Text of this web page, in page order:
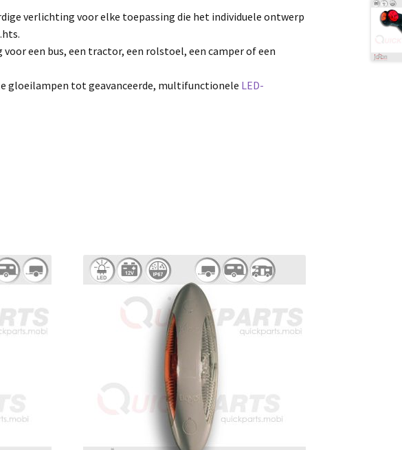
verlichting voor elke toepassing die het individuele ontwerp
een bus, een tractor, een rolstoel, een camper of een
gloeilampen tot geavanceerde, multifunctionele LED-